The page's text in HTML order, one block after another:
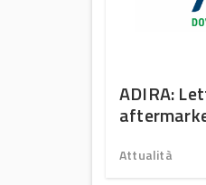
ADIRA:
Attualità